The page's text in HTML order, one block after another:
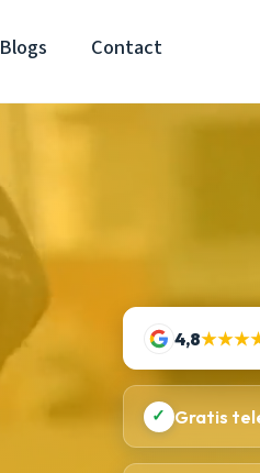
Blogs Contact
4,8
✓ Gratis